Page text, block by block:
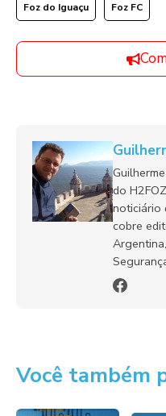
Foz do Iguaçu Foz FC
do
noticiário
cobre
Você também